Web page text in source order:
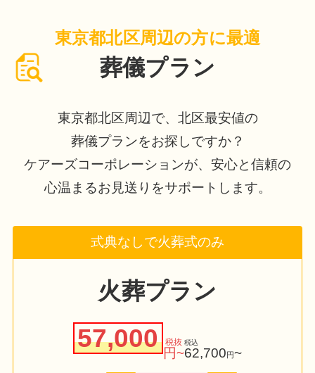
東京都北区周辺の方に最適
葬儀プラン
東京都北区周辺で、北区最安値の
葬儀プランをお探しですか？
ケアーズコーポレーションが、安心と信頼の
心温まるお見送りをサポートします。
式典なしで火葬式のみ
火葬プラン
57,000 税抜
円~
税込
62,700円~